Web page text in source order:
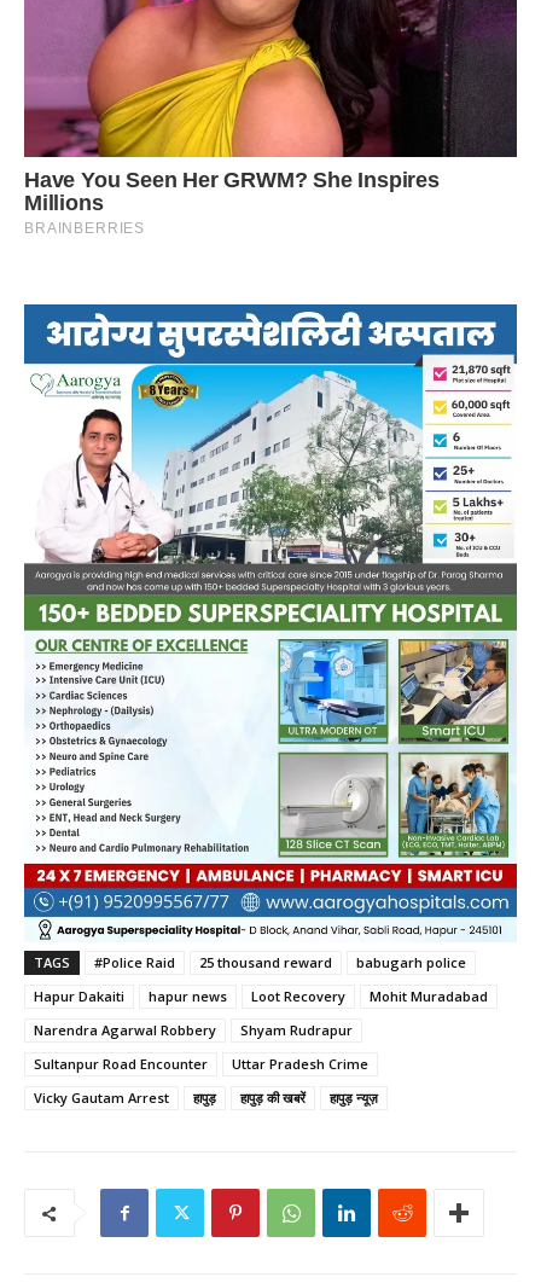
TAGS #Police Raid 25 thousand reward
babugarh police
Hapur Dakaiti
hapur news Loot Recovery
Mohit Muradabad
Narendra Agarwal Robbery
Shyam Rudrapur
Sultanpur Road Encounter
Uttar Pradesh Crime
Vicky Gautam Arrest
हापुड़ हापुड़ की खबरें हापुड़ न्यूज़